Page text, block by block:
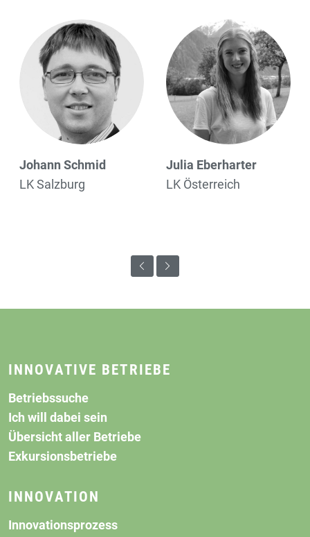
Julia Eberharter
Bernhard
LK Kärnten
INNOVATIVE BETRIEBE
Betriebssuche
Ich will dabei sein
Übersicht aller Betriebe
Exkursionsbetriebe
INNOVATION
Innovationsprozess